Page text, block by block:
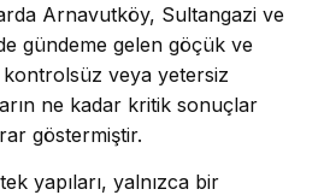
Arnavutköy, Sultangazi ve
gündeme gelen göçük ve
veya yetersiz
ne kadar kritik sonuçlar
göstermiştir.
yapıları, yalnızca bir